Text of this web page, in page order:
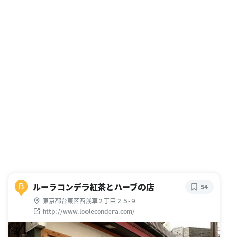
B ルーラコンデラ紅茶とハーブの店
東京都台東区西浅草２丁目２５-９
http://www.loolecondera.com/
54